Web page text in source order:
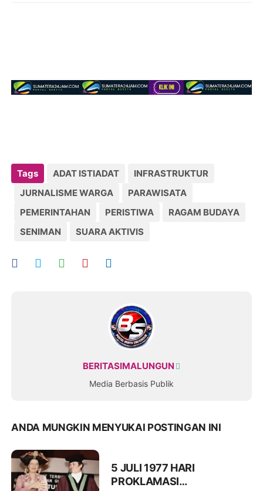
Tags ADAT ISTIADAT
INFRASTRUKTUR
JURNALISME WARGA
PARAWISATA
PEMERINTAHAN
PERISTIWA
RAGAM BUDAYA
SENIMAN
SUARA AKTIVIS
BERITASIMALUNGUN
Media Berbasis Publik
ANDA MUNGKIN MENYUKAI POSTINGAN INI
5 JULI 1977 HARI
PROKLAMASI